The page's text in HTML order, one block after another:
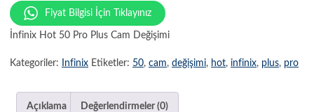
Fiyat Bilgisi İçin Tıklayınız
İnfinix Hot 50 Pro Plus Cam Değişimi
Kategoriler: Infinix Etiketler: 50, cam, değişimi, hot, infinix, plus, pro
Açıklama Değerlendirmeler (0)